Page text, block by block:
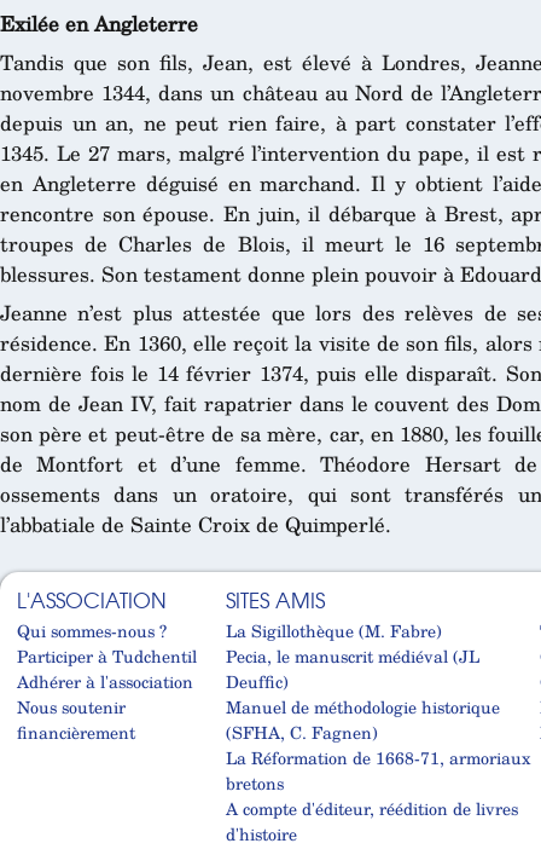
Exilée en Angleterre
Tandis que son fils, Jean, est élevé à Londres,
novembre 1344, dans un château au Nord de
depuis un an, ne peut rien faire, à part constater
1345. Le 27 mars, malgré l’intervention du pape, il
en Angleterre déguisé en marchand. Il y obtient
rencontre son épouse. En juin, il débarque à Brest,
troupes de Charles de Blois, il meurt le 16
blessures. Son testament donne plein pouvoir à
Jeanne n’est plus attestée que lors des relèves de
résidence. En 1360, elle reçoit la visite de son fils,
dernière fois le 14 février 1374, puis elle disparaît.
nom de Jean IV, fait rapatrier dans le couvent des
son père et peut-être de sa mère, car, en 1880, les
de Montfort et d’une femme. Théodore Hersart
ossements dans un oratoire, qui sont transférés
l’abbatiale de Sainte Croix de Quimperlé.
L'ASSOCIATION
Qui sommes-nous ?
Participer à Tudchentil
Adhérer à l'association
Nous soutenir
financièrement
SITES AMIS
La Sigillothèque (M. Fabre)
Pecia, le manuscrit médiéval (JL
Deuffic)
Manuel de méthodologie historique
(SFHA, C. Fagnen)
La Réformation de 1668-71, armoriaux
bretons
A compte d'éditeur, réédition de livres
d'histoire